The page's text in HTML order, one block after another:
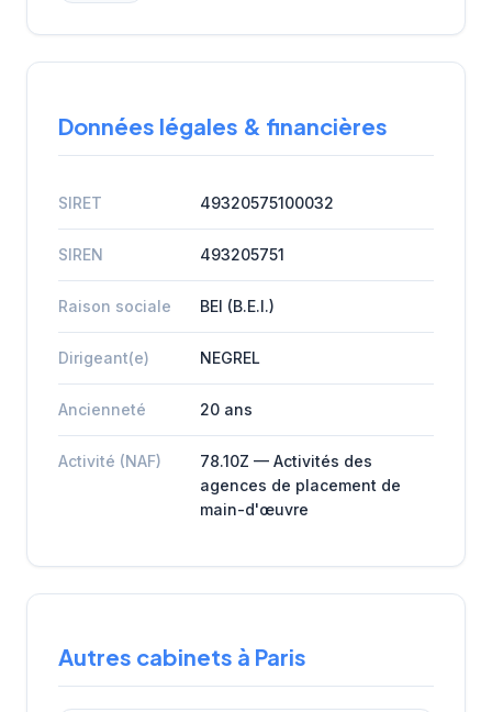
Données légales & financières
SIRET 49320575100032
SIREN 493205751
Raison sociale BEI (B.E.I.)
Dirigeant(e) NEGREL
Ancienneté 20 ans
Activité (NAF)
78.10Z — Activités des
agences de placement de
main-d'œuvre
Autres cabinets à Paris